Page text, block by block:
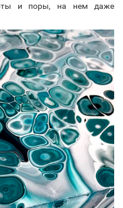
и поры, на нем даже